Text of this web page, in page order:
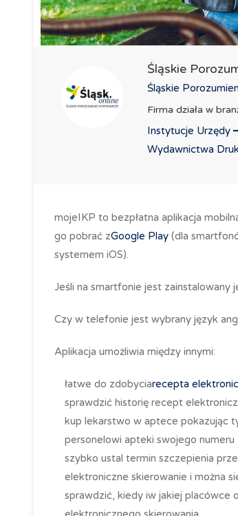
Śląskie
Śląskie
Firma działa w
Instytucje Urzędy
Wydawnictwa
mojeIKP to bezpłatna aplikacja
go pobrać zGoogle Play(dla
systemem iOS).
Jeśli na smartfonie jest zainstalowany
Czy w telefonie jest wybrany język
Aplikacja umożliwia między innymi:
łatwe do zdobyciarecepta
sprawdzić historię recept
kup lekarstwo w aptece pokazując
personelowi apteki swojego numeru
szybko ustal termin szczepienia
elektroniczne skierowanie i można
sprawdzić, kiedy iw jakiej placówce